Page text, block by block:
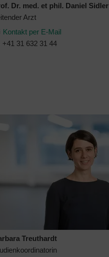
Dr. med. et phil. Daniel Sidler
Arzt
Kontakt per E-Mail
+41 31 632 31 44
Treuthardt